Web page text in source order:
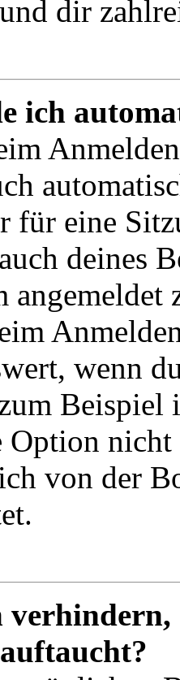
dir
ich
für eine
deines
wenn
Beispiel
Option
von der